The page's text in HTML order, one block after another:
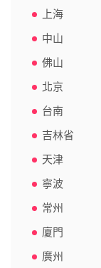
上海
中山
佛山
北京
台南
吉林省
天津
寧波
常州
廈門
廣州